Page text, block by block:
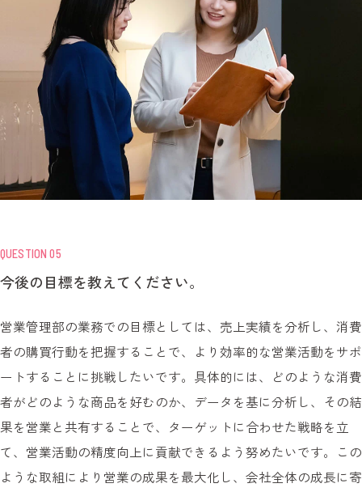
QUESTION 05
今後の目標を教えてください。
営業管理部の業務での目標としては、売上実績を分析し、消費
者の購買行動を把握することで、より効率的な営業活動をサポ
ートすることに挑戦したいです。具体的には、どのような消費
者がどのような商品を好むのか、データを基に分析し、その結
果を営業と共有することで、ターゲットに合わせた戦略を立
て、営業活動の精度向上に貢献できるよう努めたいです。この
ような取組により営業の成果を最大化し、会社全体の成長に寄